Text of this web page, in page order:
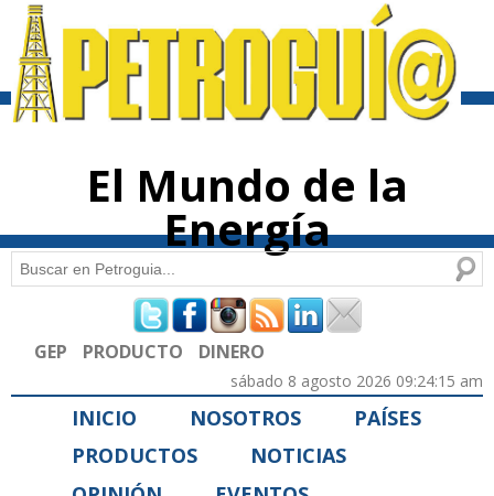
contenido
El Mundo de la
Energía
Formulario de búsqueda
Buscar
GEP PRODUCTO DINERO
sábado 8 agosto 2026 09:24:15 am
INICIO NOSOTROS
PAÍSES
PRODUCTOS
NOTICIAS